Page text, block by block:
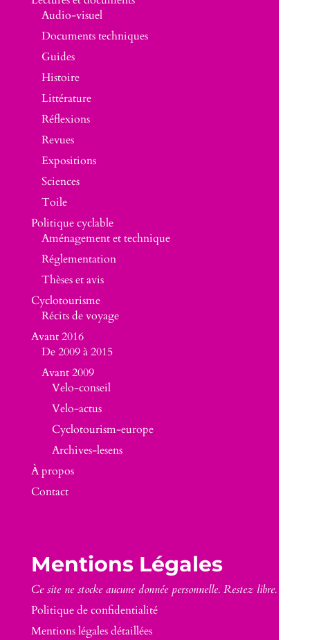
Audio-visuel
Documents techniques
Guides
Histoire
Littérature
Réflexions
Revues
Expositions
Sciences
Toile
Politique cyclable
Aménagement et technique
Réglementation
Thèses et avis
Cyclotourisme
Récits de voyage
Avant 2016
De 2009 à 2015
Avant 2009
Velo-conseil
Velo-actus
Cyclotourism-europe
Archives-lesens
À propos
Contact
Mentions Légales
Ce site ne stocke aucune donnée personnelle. Restez libre.
Politique de confidentialité
Mentions légales détaillées